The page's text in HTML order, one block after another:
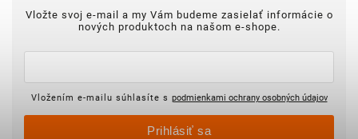
Vložte svoj e-mail a my Vám budeme zasielať informácie o
nových produktoch na našom e-shope.
Vložením e-mailu súhlasíte s podmienkami ochrany osobných údajov
Prihlásiť sa